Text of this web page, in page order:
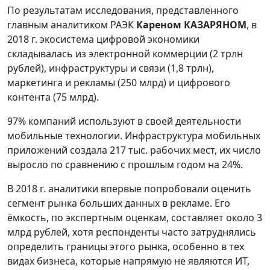
По результатам исследования, представленного
главным аналитиком РАЭК Кареном КАЗАРЯНОМ, в
2018 г. экосистема цифровой экономики
складывалась из электронной коммерции (2 трлн
рублей), инфраструктуры и связи (1,8 трлн),
маркетинга и рекламы (250 млрд) и цифрового
контента (75 млрд).
97% компаний используют в своей деятельности
мобильные технологии. Инфраструктура мобильных
приложений создала 217 тыс. рабочих мест, их число
выросло по сравнению с прошлым годом на 24%.
В 2018 г. аналитики впервые попробовали оценить
сегмент рынка больших данных в рекламе. Его
ёмкость, по экспертным оценкам, составляет около 3
млрд рублей, хотя респонденты часто затруднялись
определить границы этого рынка, особенно в тех
видах бизнеса, которые напрямую не являются ИТ,